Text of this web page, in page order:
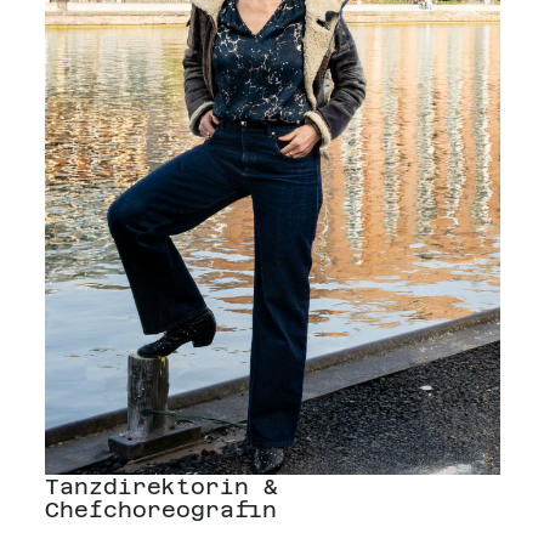
Tanzdirektorin &
Chefchoreografin